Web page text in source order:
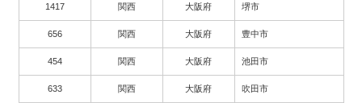
1417 関西 大阪府 堺市
656 関西 大阪府 豊中市
454 関西 大阪府 池田市
633 関西 大阪府 吹田市